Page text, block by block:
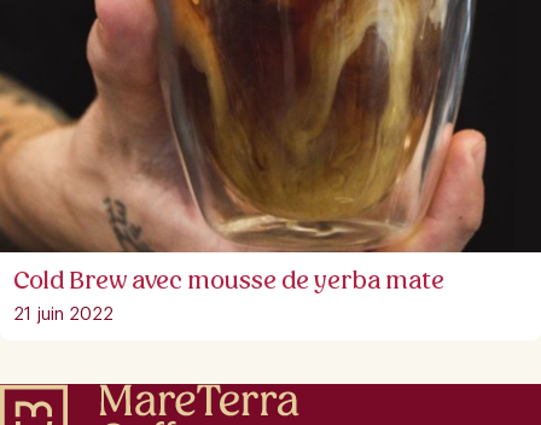
Cold Brew avec mousse de yerba mate
21 juin 2022